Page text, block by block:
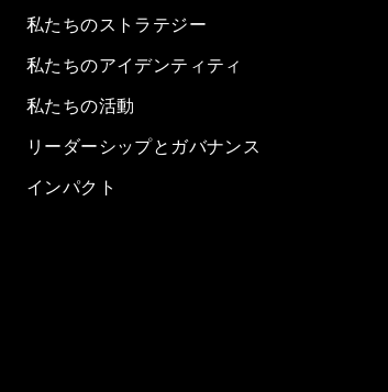
私たちのストラテジー
私たちのアイデンティティ
私たちの活動
リーダーシップとガバナンス
インパクト